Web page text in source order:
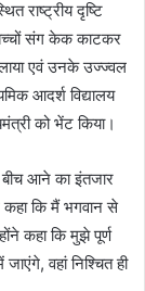
राष्ट्रीय दृष्टि
संग केक काटकर
एवं उनके उज्ज्वल
आदर्श विद्यालय
को भेंट किया।
बीच आने का इंतजार
कि मैं भगवान से
कहा कि मुझे पूर्ण
वहां निश्चित ही